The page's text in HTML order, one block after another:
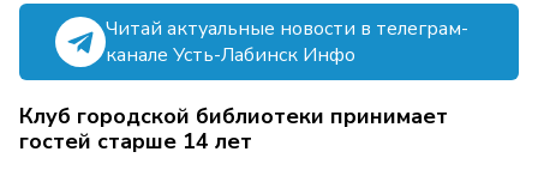
Читай актуальные новости в телеграм-
канале Усть-Лабинск Инфо
Клуб городской библиотеки принимает
гостей старше 14 лет